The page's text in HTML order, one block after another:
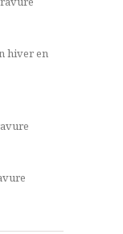
hiver en